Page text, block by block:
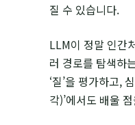
질 수 있습니다.
LLM이 정말 인간
러 경로를 탐색하
‘질’을 평가하고,
각)’에서도 배울